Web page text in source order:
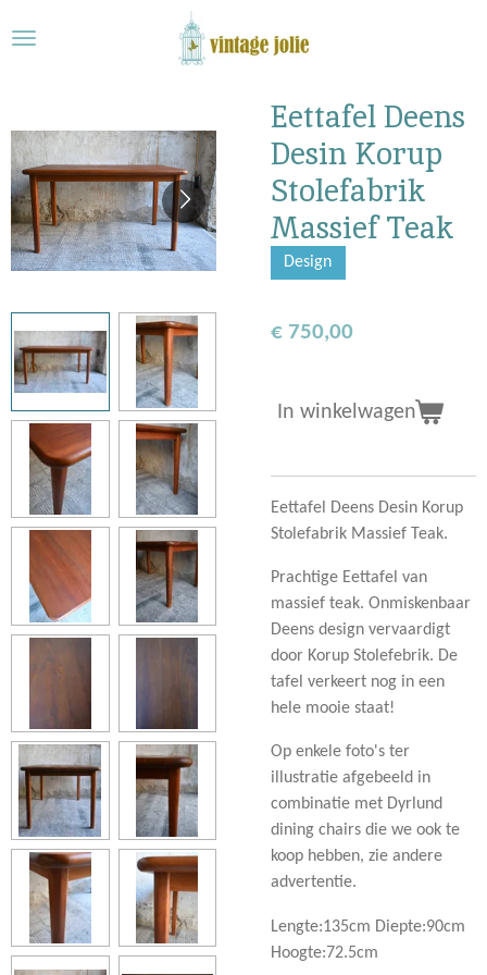
direct
hoofdinhoud
Eettafel Deens
Desin Korup
Stolefabrik
Massief Teak
Design
€ 750,00
In winkelwagen
Eettafel Deens Desin Korup
Stolefabrik Massief Teak.
Prachtige Eettafel van
massief teak. Onmiskenbaar
Deens design vervaardigt
door Korup Stolefebrik. De
tafel verkeert nog in een
hele mooie staat!
Op enkele foto's ter
illustratie afgebeeld in
combinatie met Dyrlund
dining chairs die we ook te
koop hebben, zie andere
advertentie.
Lengte:135cm Diepte:90cm
Hoogte:72.5cm